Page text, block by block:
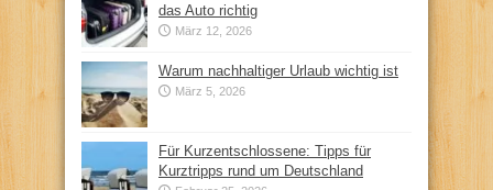
das Auto richtig
März 12, 2026
Warum nachhaltiger Urlaub wichtig ist
März 5, 2026
Für Kurzentschlossene: Tipps für
Kurztripps rund um Deutschland